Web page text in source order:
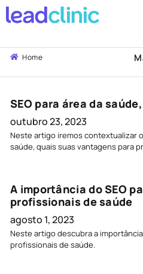
Home
SEO para área da
outubro 23, 2023
Neste artigo iremos contextualizar
saúde, quais suas vantagens para
A importância do SEO
profissionais de saúde
agosto 1, 2023
Neste artigo descubra a
profissionais de saúde.